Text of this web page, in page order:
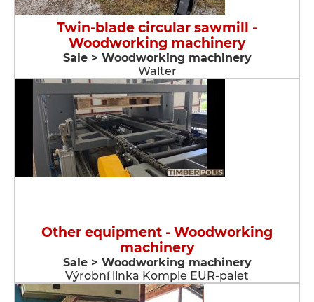
Twin-blade circular sawmill -
Woodworking machinery
Sale > Woodworking machinery
Walter
Other equipment - Woodworking
machinery
Sale > Woodworking machinery
Výrobní linka Komple EUR-palet